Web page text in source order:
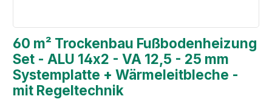
60 m² Trockenbau Fußbodenheizung
Set - ALU 14x2 - VA 12,5 - 25 mm
Systemplatte + Wärmeleitbleche -
mit Regeltechnik